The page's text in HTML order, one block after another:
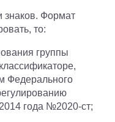
знаков. Формат
то:
группы
Федерального
года №2020-ст;